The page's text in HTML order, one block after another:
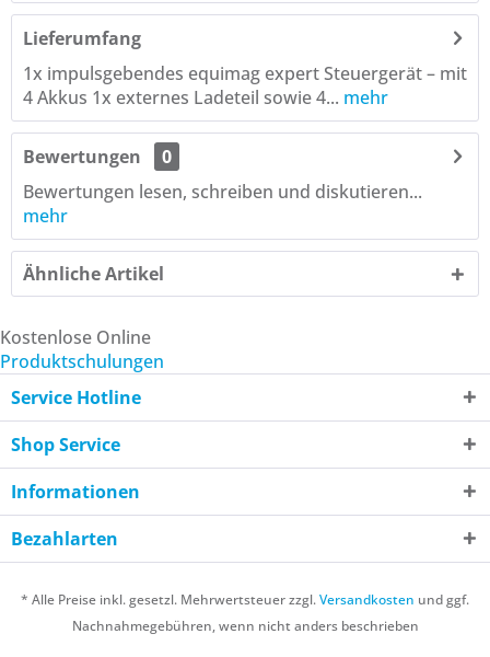
Lieferumfang
1x impulsgebendes equimag expert Steuergerät – mit
4 Akkus 1x externes Ladeteil sowie 4... mehr
Bewertungen
0
Bewertungen lesen, schreiben und diskutieren...
mehr
Ähnliche Artikel
Kostenlose Online
Produktschulungen
Service Hotline
Shop Service
Informationen
Bezahlarten
* Alle Preise inkl. gesetzl. Mehrwertsteuer zzgl.Versandkosten und ggf.
Nachnahmegebühren, wenn nicht anders beschrieben